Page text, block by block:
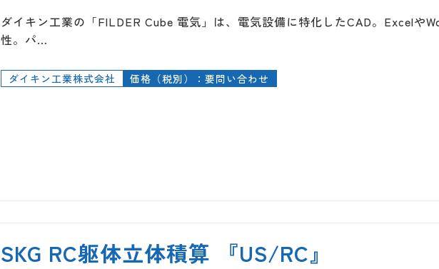
ダイキン工業の「FILDER Cube 電気」は、電気設備に特化したCAD。Excelや
性。パ…
ダイキン工業株式会社 価格（税別）：要問い合わせ
SKG RC躯体立体積算 『US/RC』